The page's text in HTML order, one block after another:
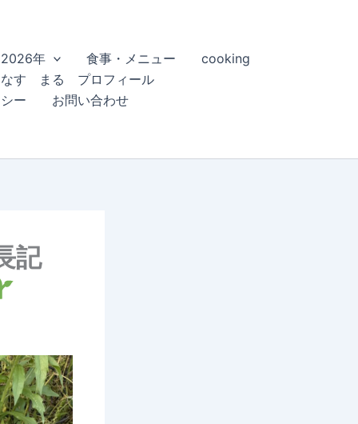
年 食事・メニュー
cooking
なす まる プロフィール
ー
お問い合わせ
記